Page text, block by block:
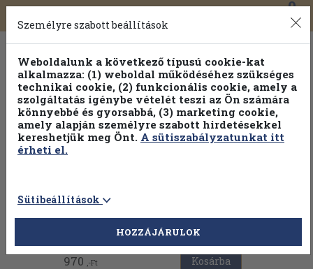
Toggle
navigation
0
Vissza az előző oldalra
970 ,-Ft Kosárba
Személyre szabott beállítások
Weboldalunk a következő típusú cookie-kat
alkalmazza: (1) weboldal működéséhez szükséges
technikai cookie, (2) funkcionális cookie, amely a
szolgáltatás igénybe vételét teszi az Ön számára
könnyebbé és gyorsabbá, (3) marketing cookie,
amely alapján személyre szabott hirdetésekkel
kereshetjük meg Önt. A sütiszabályzatunkat itt
érheti el.
Sütibeállítások
HOZZÁJÁRULOK